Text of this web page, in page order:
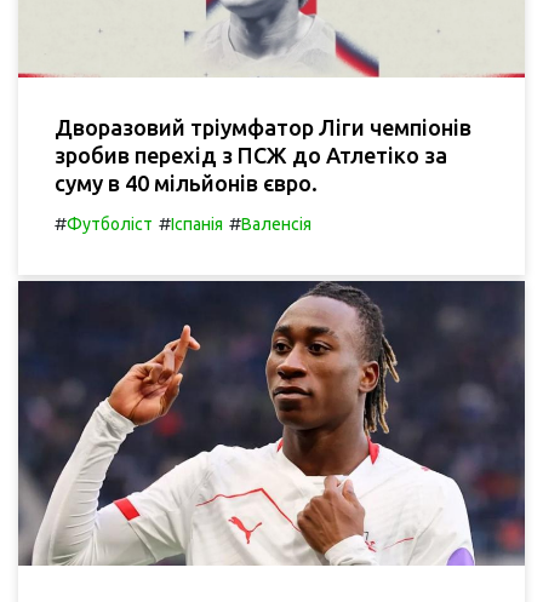
Дворазовий тріумфатор Ліги чемпіонів
зробив перехід з ПСЖ до Атлетіко за
суму в 40 мільйонів євро.
#Футболіст #Іспанія #Валенсія